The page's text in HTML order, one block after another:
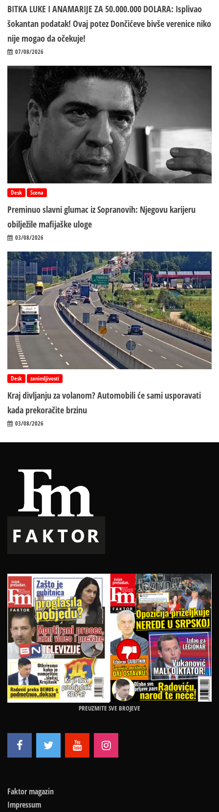
BITKA LUKE I ANAMARIJE ZA 50.000.000 DOLARA: Isplivao
šokantan podatak! Ovaj potez Dončićeve bivše verenice niko
nije mogao da očekuje!
07/08/2026
Desk Scena
Preminuo slavni glumac iz Sopranovih: Njegovu karijeru
obilježile mafijaške uloge
03/08/2026
Desk zanimljivosti
Kraj divljanju za volanom? Automobili će sami usporavati
kada prekoračite brzinu
03/08/2026
PREUZMITE SVE BROJEVE
Faktor magazin
Impressum